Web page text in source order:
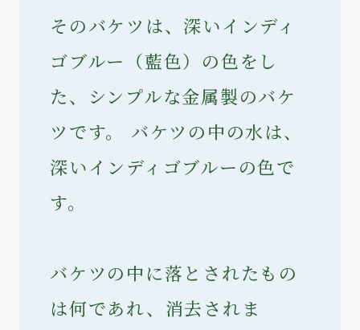
そのバケツは、深いインディ
ゴブルー（藍色）の色をし
た、シンプルな金属製のバケ
ツです。 バケツの中の水は、
深いインディゴブルーの色で
す。
バケツの中に落とされたもの
は何であれ、消去されま